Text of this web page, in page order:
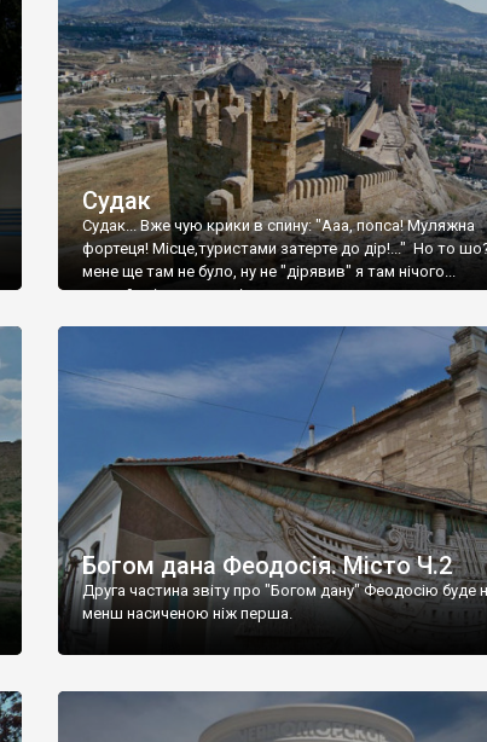
Судак
Судак... Вже чую крики в спину: "Ааа, попса! Муляжна
фортеця! Місце,туристами затерте до дір!..." Но то
мене ще там не було, ну не "дірявив" я там нічого...
принаймні до цього літа.
Богом дана Феодосія. Місто Ч.2
Друга частина звіту про "Богом дану" Феодосію буде
менш насиченою ніж перша.